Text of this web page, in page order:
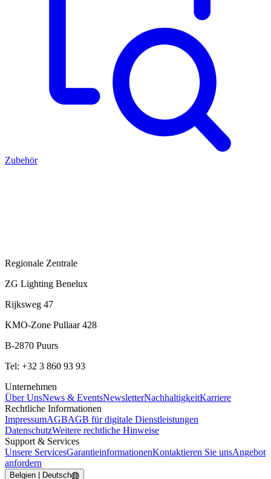
Zubehör
Regionale Zentrale
ZG Lighting Benelux
Rijksweg 47
KMO-Zone Pullaar 428
B-2870 Puurs
Tel: +32 3 860 93 93
Unternehmen
Über UnsNews & EventsNewsletterNachhaltigkeitKarriere
Rechtliche Informationen
ImpressumAGBAGB für digitale Dienstleistungen
DatenschutzWeitere rechtliche Hinweise
Support & Services
Unsere ServicesGarantieinformationenKontaktieren Sie unsAngebot
anfordern
Belgien | Deutsch